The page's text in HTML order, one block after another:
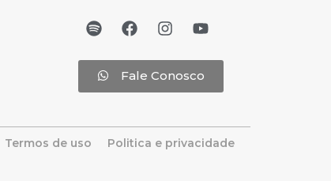
Fale Conosco
Termos de uso Politica e privacidade